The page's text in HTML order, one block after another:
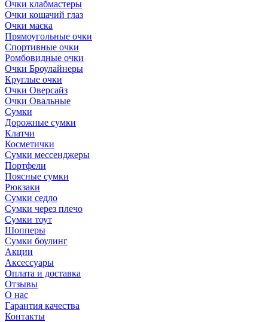
Очки клабмастеры
Очки кошачий глаз
Очки маска
Прямоугольные очки
Спортивные очки
Ромбовидные очки
Очки Броулайнеры
Круглые очки
Очки Оверсайз
Очки Овальные
Сумки
Дорожные сумки
Клатчи
Косметички
Сумки мессенджеры
Портфели
Поясные сумки
Рюкзаки
Сумки седло
Сумки через плечо
Сумки тоут
Шопперы
Сумки боулинг
Акции
Аксессуары
Оплата и доставка
Отзывы
О нас
Гарантия качества
Контакты